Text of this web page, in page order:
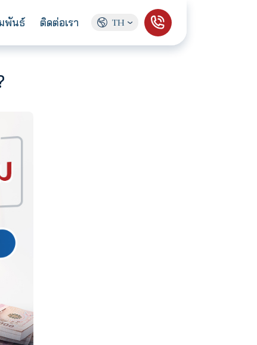
รา ข่าวประชาสัมพันธ์ ติดต่อเรา
ธิ์ได้บ้าง ?